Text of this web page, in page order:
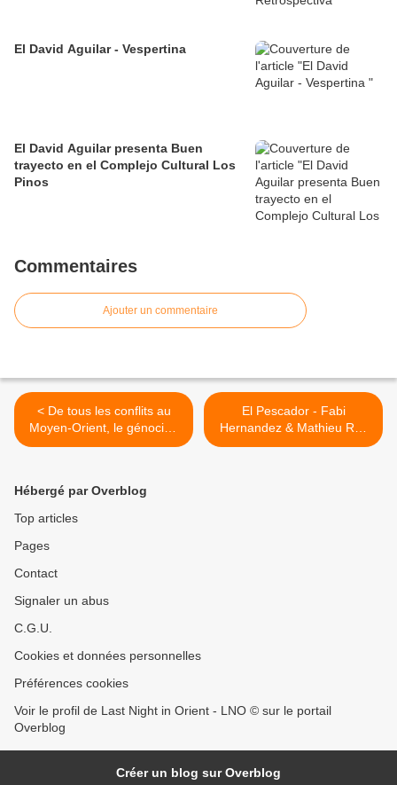
El David Aguilar - Vespertina
El David Aguilar presenta Buen
trayecto en el Complejo Cultural Los
Pinos
Commentaires
Ajouter un commentaire
< De tous les conflits au
Moyen-Orient, le génocide
de Gaza illustre le mieux les
El Pescador - Fabi
Hernandez & Mathieu Ruz
de José Benito Barros
Hébergé par Overblog
Top articles
Pages
Contact
Signaler un abus
C.G.U.
Cookies et données personnelles
Préférences cookies
Voir le profil de Last Night in Orient - LNO © sur le portail
Overblog
Créer un blog sur Overblog